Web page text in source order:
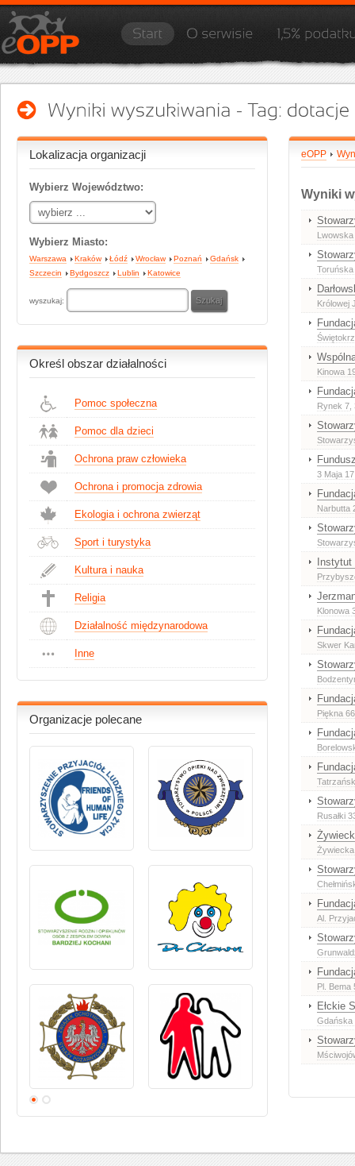
Lokalizacja organizacji
Wybierz Województwo:
Wybierz Miasto:
Warszawa Kraków Łódź Wrocław Poznań
Gdańsk
Szczecin
Bydgoszcz Lublin Katowice
wyszukaj:
Określ obszar działalności
Pomoc społeczna
Pomoc dla dzieci
Ochrona praw człowieka
Ochrona i promocja zdrowia
Ekologia i ochrona zwierząt
Sport i turystyka
Kultura i nauka
Religia
Działalność międzynarodowa
Inne
Organizacje polecane
eOPP
Wyniki
Lwowska
Toruńska
Królowej
Kinowa
Rynek 7
3 Maja 17
Narbutta
Klonowa
Skwer
Piękna
Rusałki
Al.
Pl. Bema
Ełckie
Gdańska